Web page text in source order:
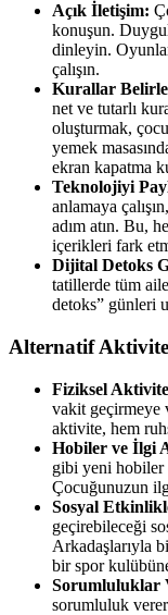
Açık İletişim:
konuşun.
dinleyin.
çalışın.
Kurallar
net ve tutarlı
oluşturmak,
yemek
ekran kapatma
Teknolojiyi
anlamaya
adım atın. Bu,
içerikleri fark
Dijital Detoks
tatillerde tüm
detoks” günleri
Alternatif
Fiziksel
vakit geçirmeye
aktivite, hem
Hobiler ve İlgi
gibi yeni hobiler
Çocuğunuzun
Sosyal
geçirebileceği
Arkadaşlarıyla
bir spor
Sorumluluklar
sorumluluk